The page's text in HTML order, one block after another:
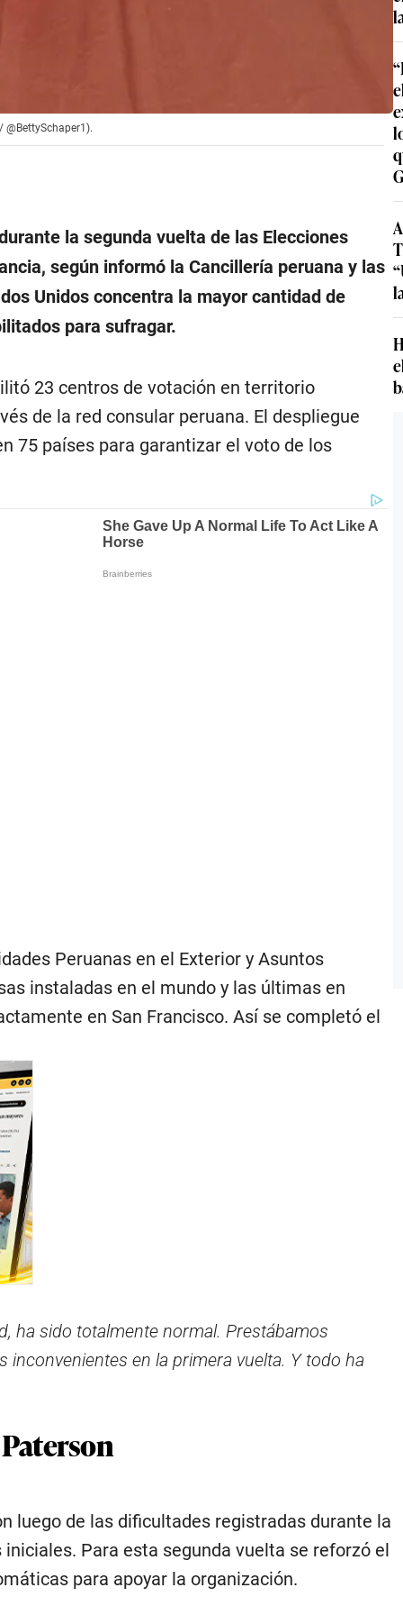
la segunda vuelta de las Elecciones
según informó la Cancillería peruana y las
Unidos concentra la mayor cantidad de
para sufragar.
23 centros de votación en territorio
de la red consular peruana. El despliegue
75 países para garantizar el voto de los
Peruanas en el Exterior y Asuntos
instaladas en el mundo y las últimas en
en San Francisco. Así se completó el
ha sido totalmente normal. Prestábamos
en la primera vuelta. Y todo ha
luego de las dificultades registradas durante la
Para esta segunda vuelta se reforzó el
para apoyar la organización.